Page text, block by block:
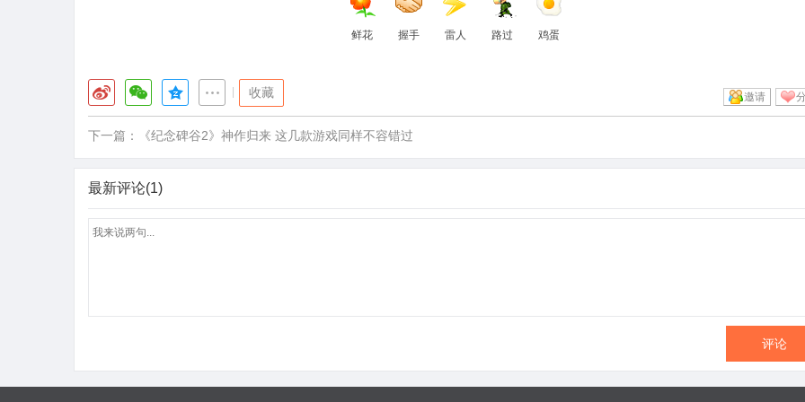
鲜花 握手 雷人 路过 鸡蛋
收藏 邀请
下一篇： 《纪念碑谷2》神作归来 这几款游戏同样不容错过
最新评论(1)
评论